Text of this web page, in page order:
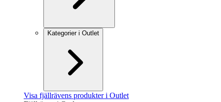
Kategorier i Outlet
Visa fjällrävens produkter i Outlet